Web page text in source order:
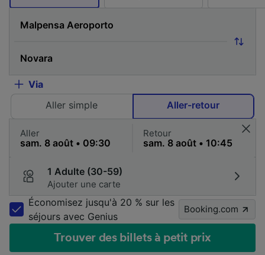
Via
Aller simple
Aller-retour
Aller Retour
1 Adulte (30-59)
Ajouter une carte
Économisez jusqu'à 20 % sur les
séjours avec Genius
Booking.com
Trouver des billets à petit prix